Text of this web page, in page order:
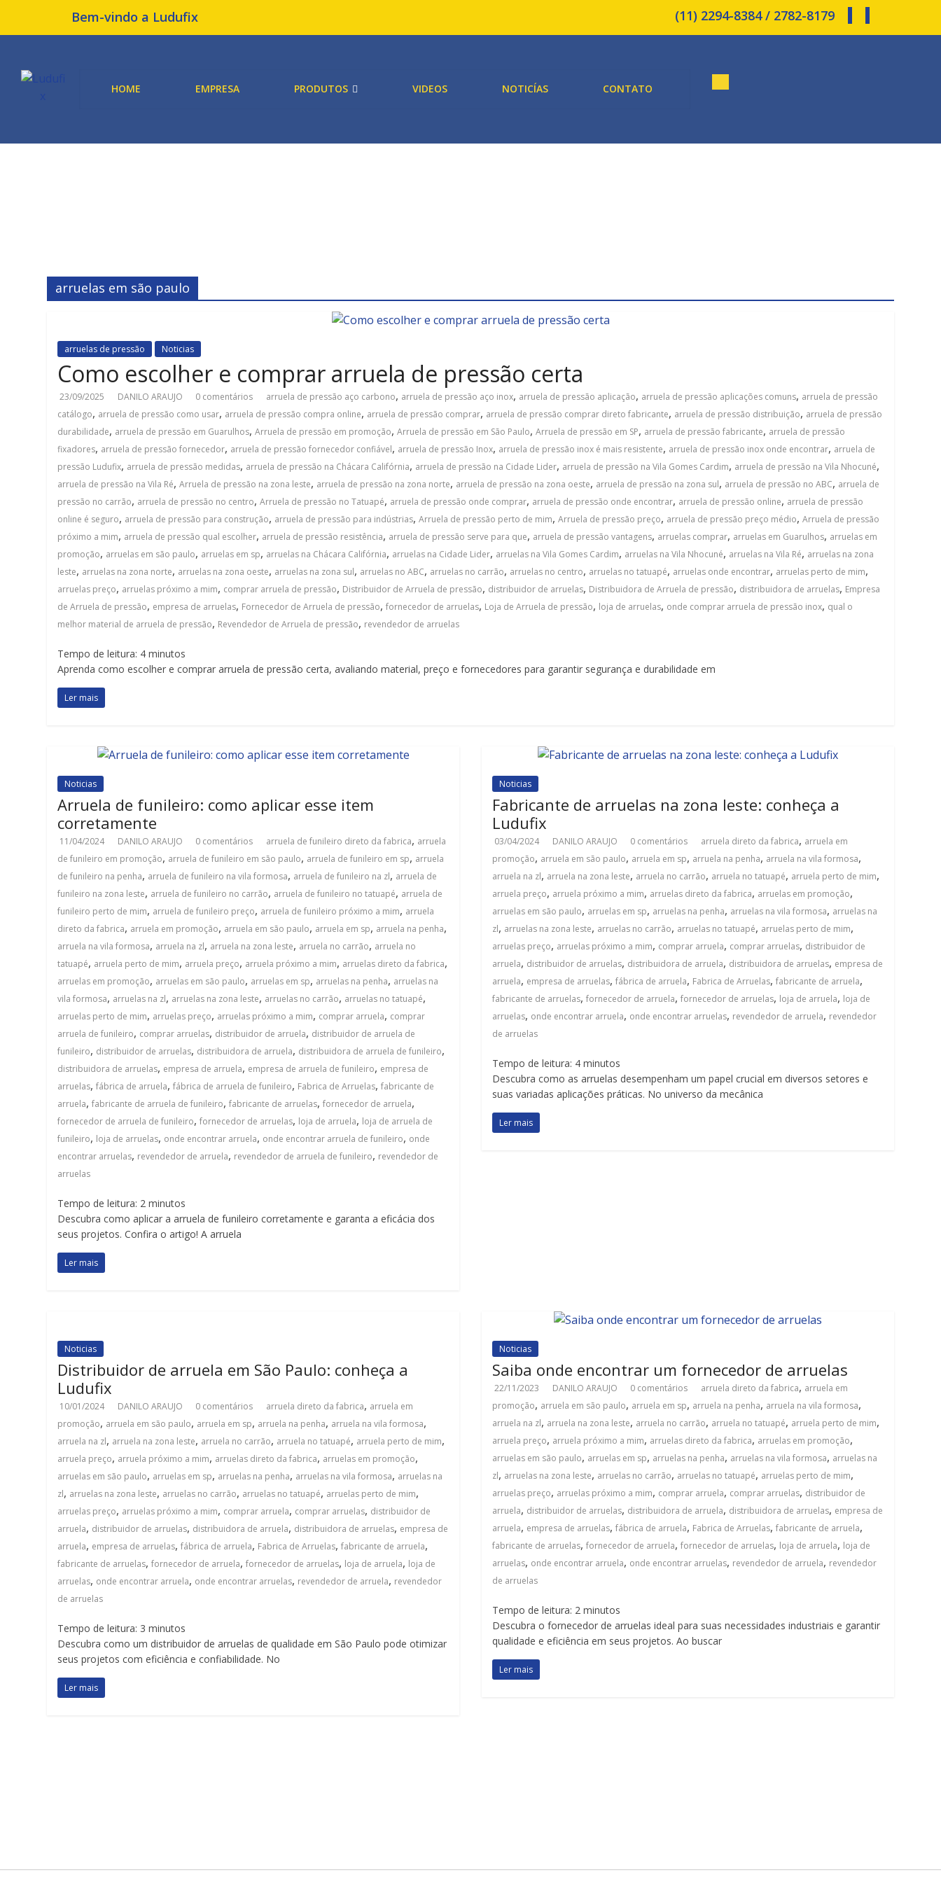
Bem-vindo a Ludufix (11) 2294-8384 / 2782-8179
HOME EMPRESA PRODUTOS VIDEOS NOTICÍAS CONTATO
arruelas em são paulo
arruelas de pressão Noticias
Como escolher e comprar arruela de pressão certa
23/09/2025 DANILO ARAUJO 0 comentários arruela de pressão aço carbono, arruela de pressão aço inox, arruela de pressão aplicação, arruela de pressão aplicações comuns, arruela de pressão
catálogo, arruela de pressão como usar, arruela de pressão compra online, arruela de pressão comprar, arruela de pressão comprar direto fabricante, arruela de pressão distribuição, arruela de pressão
durabilidade, arruela de pressão em Guarulhos,Arruela de pressão em promoção,Arruela de pressão em São Paulo,Arruela de pressão em SP, arruela de pressão fabricante, arruela de pressão
fixadores, arruela de pressão fornecedor, arruela de pressão fornecedor confiável, arruela de pressão Inox, arruela de pressão inox é mais resistente, arruela de pressão inox onde encontrar, arruela de
pressão Ludufix, arruela de pressão medidas, arruela de pressão na Chácara Califórnia, arruela de pressão na Cidade Lider, arruela de pressão na Vila Gomes Cardim, arruela de pressão na Vila Nhocuné,
arruela de pressão na Vila Ré,Arruela de pressão na zona leste, arruela de pressão na zona norte, arruela de pressão na zona oeste, arruela de pressão na zona sul, arruela de pressão no ABC, arruela de
pressão no carrão, arruela de pressão no centro,Arruela de pressão no Tatuapé, arruela de pressão onde comprar, arruela de pressão onde encontrar, arruela de pressão online, arruela de pressão
online é seguro, arruela de pressão para construção, arruela de pressão para indústrias,Arruela de pressão perto de mim,Arruela de pressão preço, arruela de pressão preço médio,Arruela de pressão
próximo a mim, arruela de pressão qual escolher, arruela de pressão resistência, arruela de pressão serve para que, arruela de pressão vantagens, arruelas comprar, arruelas em Guarulhos, arruelas em
promoção, arruelas em são paulo, arruelas em sp, arruelas na Chácara Califórnia, arruelas na Cidade Lider, arruelas na Vila Gomes Cardim, arruelas na Vila Nhocuné, arruelas na Vila Ré, arruelas na zona
leste, arruelas na zona norte, arruelas na zona oeste, arruelas na zona sul, arruelas no ABC, arruelas no carrão, arruelas no centro, arruelas no tatuapé, arruelas onde encontrar, arruelas perto de mim,
arruelas preço, arruelas próximo a mim, comprar arruela de pressão, Distribuidor de Arruela de pressão, distribuidor de arruelas, Distribuidora de Arruela de pressão, distribuidora de arruelas, Empresa
de Arruela de pressão, empresa de arruelas, Fornecedor de Arruela de pressão,fornecedor de arruelas, Loja de Arruela de pressão, loja de arruelas, onde comprar arruela de pressão inox, qual o
melhor material de arruela de pressão, Revendedor de Arruela de pressão, revendedor de arruelas
Tempo de leitura: 4 minutos
Aprenda como escolher e comprar arruela de pressão certa, avaliando material, preço e fornecedores para garantir segurança e durabilidade em
Ler mais
Noticias
Arruela de funileiro: como aplicar esse item
corretamente
11/04/2024 DANILO ARAUJO 0 comentários arruela de funileiro direto da fabrica, arruela
de funileiro em promoção, arruela de funileiro em são paulo, arruela de funileiro em sp, arruela
de funileiro na penha, arruela de funileiro na vila formosa, arruela de funileiro na zl, arruela de
funileiro na zona leste, arruela de funileiro no carrão, arruela de funileiro no tatuapé, arruela de
funileiro perto de mim, arruela de funileiro preço, arruela de funileiro próximo a mim, arruela
direto da fabrica, arruela em promoção, arruela em são paulo, arruela em sp, arruela na penha,
arruela na vila formosa, arruela na zl, arruela na zona leste, arruela no carrão, arruela no
tatuapé, arruela perto de mim, arruela preço, arruela próximo a mim, arruelas direto da fabrica,
arruelas em promoção, arruelas em são paulo, arruelas em sp, arruelas na penha, arruelas na
vila formosa, arruelas na zl, arruelas na zona leste, arruelas no carrão, arruelas no tatuapé,
arruelas perto de mim, arruelas preço, arruelas próximo a mim, comprar arruela, comprar
arruela de funileiro, comprar arruelas, distribuidor de arruela, distribuidor de arruela de
funileiro, distribuidor de arruelas, distribuidora de arruela, distribuidora de arruela de funileiro,
distribuidora de arruelas, empresa de arruela, empresa de arruela de funileiro, empresa de
arruelas,fábrica de arruela,fábrica de arruela de funileiro, Fabrica de Arruelas,fabricante de
arruela,fabricante de arruela de funileiro,fabricante de arruelas,fornecedor de arruela,
fornecedor de arruela de funileiro,fornecedor de arruelas, loja de arruela, loja de arruela de
funileiro, loja de arruelas, onde encontrar arruela, onde encontrar arruela de funileiro, onde
encontrar arruelas, revendedor de arruela, revendedor de arruela de funileiro, revendedor de
arruelas
Tempo de leitura: 2 minutos
Descubra como aplicar a arruela de funileiro corretamente e garanta a eficácia dos
seus projetos. Confira o artigo! A arruela
Ler mais
Noticias
Fabricante de arruelas na zona leste: conheça a
Ludufix
03/04/2024 DANILO ARAUJO 0 comentários arruela direto da fabrica, arruela em
promoção, arruela em são paulo, arruela em sp, arruela na penha, arruela na vila formosa,
arruela na zl, arruela na zona leste, arruela no carrão, arruela no tatuapé, arruela perto de mim,
arruela preço, arruela próximo a mim, arruelas direto da fabrica, arruelas em promoção,
arruelas em são paulo, arruelas em sp, arruelas na penha, arruelas na vila formosa, arruelas na
zl, arruelas na zona leste, arruelas no carrão, arruelas no tatuapé, arruelas perto de mim,
arruelas preço, arruelas próximo a mim, comprar arruela, comprar arruelas, distribuidor de
arruela, distribuidor de arruelas, distribuidora de arruela, distribuidora de arruelas, empresa de
arruela, empresa de arruelas, fábrica de arruela, Fabrica de Arruelas, fabricante de arruela,
fabricante de arruelas, fornecedor de arruela, fornecedor de arruelas, loja de arruela, loja de
arruelas, onde encontrar arruela, onde encontrar arruelas, revendedor de arruela, revendedor
de arruelas
Tempo de leitura: 4 minutos
Descubra como as arruelas desempenham um papel crucial em diversos setores e
suas variadas aplicações práticas. No universo da mecânica
Ler mais
Noticias
Distribuidor de arruela em São Paulo: conheça a
Ludufix
10/01/2024 DANILO ARAUJO 0 comentários arruela direto da fabrica, arruela em
promoção, arruela em são paulo, arruela em sp, arruela na penha, arruela na vila formosa,
arruela na zl, arruela na zona leste, arruela no carrão, arruela no tatuapé, arruela perto de mim,
arruela preço, arruela próximo a mim, arruelas direto da fabrica, arruelas em promoção,
arruelas em são paulo, arruelas em sp, arruelas na penha, arruelas na vila formosa, arruelas na
zl, arruelas na zona leste, arruelas no carrão, arruelas no tatuapé, arruelas perto de mim,
arruelas preço, arruelas próximo a mim, comprar arruela, comprar arruelas, distribuidor de
arruela, distribuidor de arruelas, distribuidora de arruela, distribuidora de arruelas, empresa de
arruela, empresa de arruelas,fábrica de arruela, Fabrica de Arruelas,fabricante de arruela,
fabricante de arruelas,fornecedor de arruela,fornecedor de arruelas, loja de arruela, loja de
arruelas, onde encontrar arruela, onde encontrar arruelas, revendedor de arruela, revendedor
de arruelas
Tempo de leitura: 3 minutos
Descubra como um distribuidor de arruelas de qualidade em São Paulo pode otimizar
seus projetos com eficiência e confiabilidade. No
Ler mais
Noticias
Saiba onde encontrar um fornecedor de arruelas
22/11/2023 DANILO ARAUJO 0 comentários arruela direto da fabrica, arruela em
promoção, arruela em são paulo, arruela em sp, arruela na penha, arruela na vila formosa,
arruela na zl, arruela na zona leste, arruela no carrão, arruela no tatuapé, arruela perto de mim,
arruela preço, arruela próximo a mim, arruelas direto da fabrica, arruelas em promoção,
arruelas em são paulo, arruelas em sp, arruelas na penha, arruelas na vila formosa, arruelas na
zl, arruelas na zona leste, arruelas no carrão, arruelas no tatuapé, arruelas perto de mim,
arruelas preço, arruelas próximo a mim, comprar arruela, comprar arruelas, distribuidor de
arruela, distribuidor de arruelas, distribuidora de arruela, distribuidora de arruelas, empresa de
arruela, empresa de arruelas, fábrica de arruela, Fabrica de Arruelas, fabricante de arruela,
fabricante de arruelas, fornecedor de arruela, fornecedor de arruelas, loja de arruela, loja de
arruelas, onde encontrar arruela, onde encontrar arruelas, revendedor de arruela, revendedor
de arruelas
Tempo de leitura: 2 minutos
Descubra o fornecedor de arruelas ideal para suas necessidades industriais e garantir
qualidade e eficiência em seus projetos. Ao buscar
Ler mais